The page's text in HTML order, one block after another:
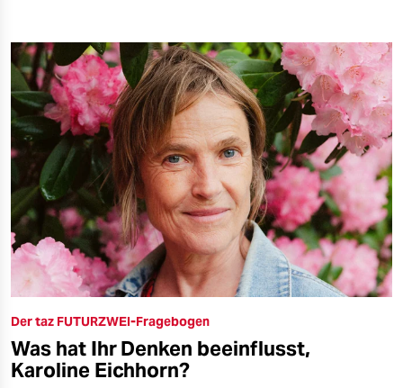
Der taz FUTURZWEI-Fragebogen
Was hat Ihr Denken beeinflusst,
Karoline Eichhorn?